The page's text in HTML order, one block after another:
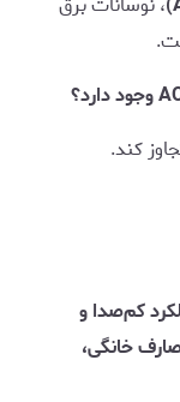
کند.
کم‌صدا و
خانگی،